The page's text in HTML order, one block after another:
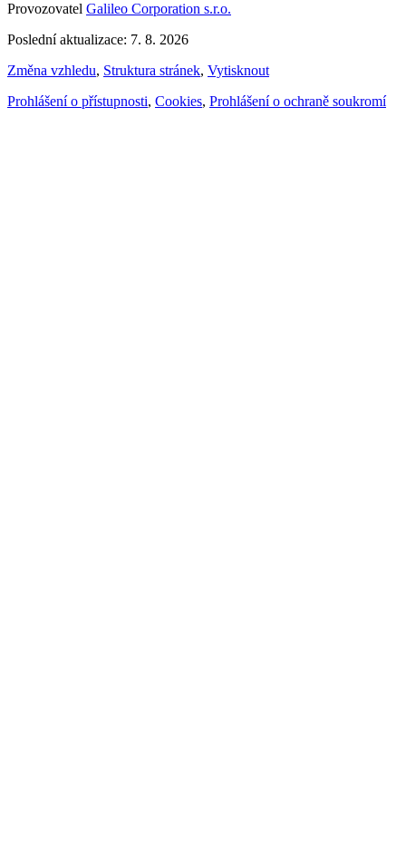
Provozovatel Galileo Corporation s.r.o.
Poslední aktualizace: 7. 8. 2026
Změna vzhledu, Struktura stránek, Vytisknout
Prohlášení o přístupnosti, Cookies, Prohlášení o ochraně soukromí